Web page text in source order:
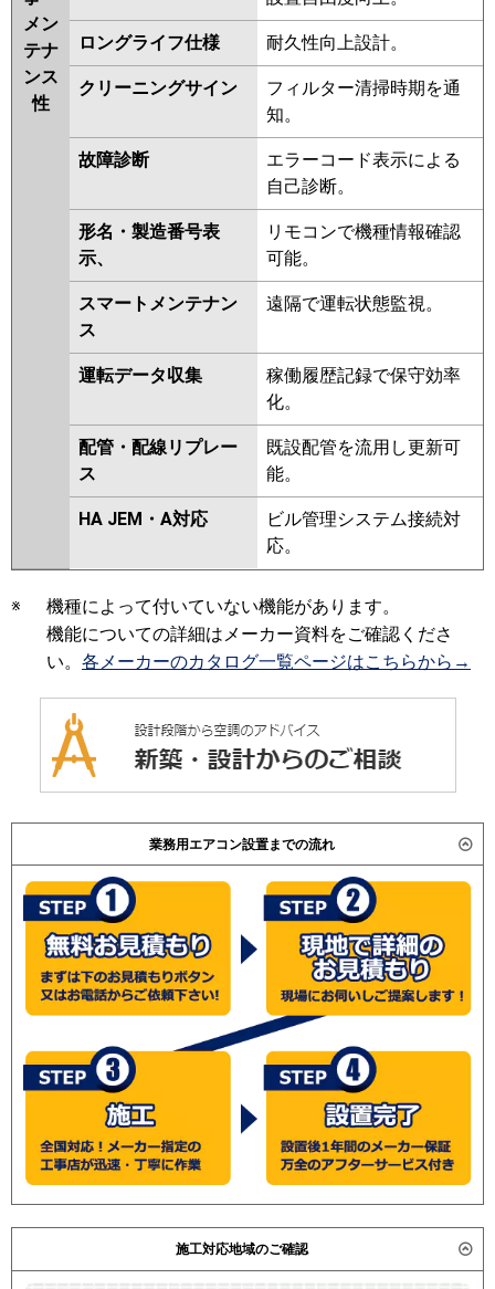
メン
テナ
ンス
性
ロングライフ仕様 耐久性向上設計。
クリーニングサイン
フィルター清掃時期を通
知。
故障診断
エラーコード表示による
自己診断。
形名・製造番号表
示、
リモコンで機種情報確認
可能。
スマートメンテナン
ス
遠隔で運転状態監視。
運転データ収集
稼働履歴記録で保守効率
化。
配管・配線リプレー
ス
既設配管を流用し更新可
能。
HA JEM・A対応
ビル管理システム接続対
応。
※
機種によって付いていない機能があります。
機能についての詳細はメーカー資料をご確認くださ
い。 各メーカーのカタログ一覧ページはこちらから→
業務用エアコン設置までの流れ
施工対応地域のご確認